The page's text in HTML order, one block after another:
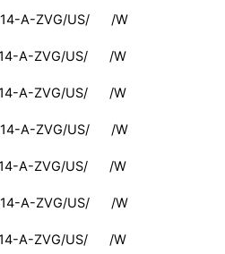
A-ZVG/US/ /W
A-ZVG/US/ /W
A-ZVG/US/ /W
A-ZVG/US/ /W
A-ZVG/US/ /W
A-ZVG/US/ /W
A-ZVG/US/ /W